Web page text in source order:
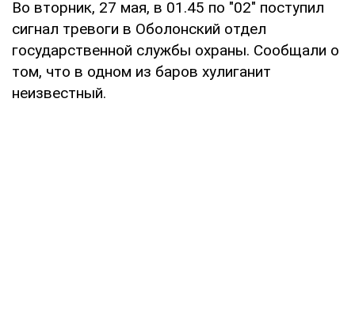
Во вторник, 27 мая, в 01.45 по "02" поступил
сигнал тревоги в Оболонский отдел
государственной службы охраны. Сообщали о
том, что в одном из баров хулиганит
неизвестный.